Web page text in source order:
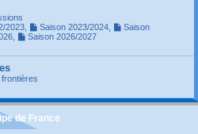
2023, Saison 2023/2024,
Saison
,
Saison 2026/2027
de France